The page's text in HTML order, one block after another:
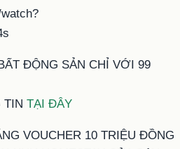
ĐỘNG SẢN CHỈ VỚI 99
TIN TẠI ĐÂY
VOUCHER 10 TRIỆU ĐỒNG